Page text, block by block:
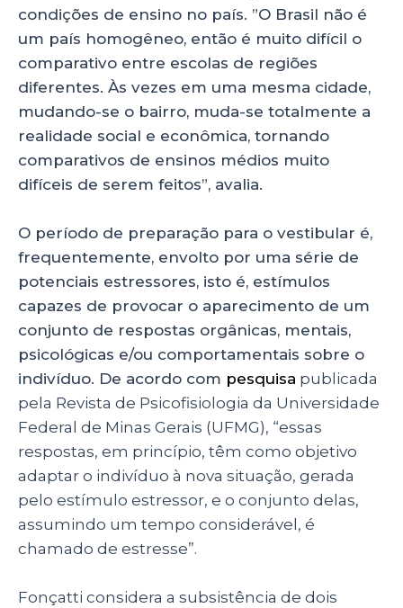
condições de ensino no país. ”O Brasil não é
um país homogêneo, então é muito difícil o
comparativo entre escolas de regiões
diferentes. Às vezes em uma mesma cidade,
mudando-se o bairro, muda-se totalmente a
realidade social e econômica, tornando
comparativos de ensinos médios muito
difíceis de serem feitos”, avalia.
O período de preparação para o vestibular é,
frequentemente, envolto por uma série de
potenciais estressores, isto é, estímulos
capazes de provocar o aparecimento de um
conjunto de respostas orgânicas, mentais,
psicológicas e/ou comportamentais sobre o
indivíduo. De acordo com pesquisa publicada
pela Revista de Psicofisiologia da Universidade
Federal de Minas Gerais (UFMG), “essas
respostas, em princípio, têm como objetivo
adaptar o indivíduo à nova situação, gerada
pelo estímulo estressor, e o conjunto delas,
assumindo um tempo considerável, é
chamado de estresse”.
Fonçatti considera a subsistência de dois